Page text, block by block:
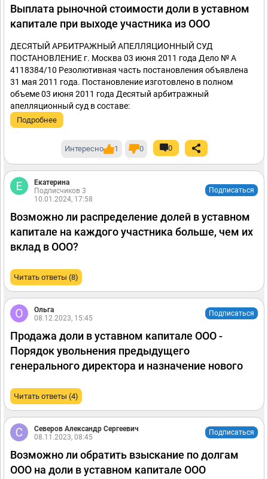
Выплата рыночной стоимости доли в уставном
капитале при выходе участника из ООО
ДЕСЯТЫЙ АРБИТРАЖНЫЙ АПЕЛЛЯЦИОННЫЙ СУД
ПОСТАНОВЛЕНИЕ г. Москва 03 июня 2011 года Дело № А
4118384/10 Резолютивная часть постановления объявлена
31 мая 2011 года. Постановление изготовлено в полном
объеме 03 июня 2011 года Десятый арбитражный
апелляционный суд в составе:
Подробнее
Интересно 1 0 0
Екатерина
Подписчиков 3
10.01.2024, 17:58
Подписаться
Возможно ли распределение долей в уставном
капитале на каждого участника больше, чем их
вклад в ООО?
Читать ответы (8)
Ольга
08.12.2023, 15:45
Подписаться
Продажа доли в уставном капитале ООО -
Порядок увольнения предыдущего
генерального директора и назначение нового
Читать ответы (4)
Северов Александр Сергеевич
08.11.2023, 08:45
Подписаться
Возможно ли обратить взыскание по долгам
ООО на доли в уставном капитале ООО